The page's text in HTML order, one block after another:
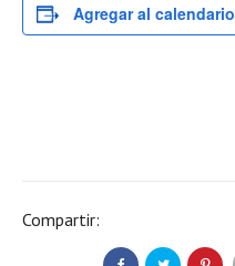
Agregar al calendario
Compartir: